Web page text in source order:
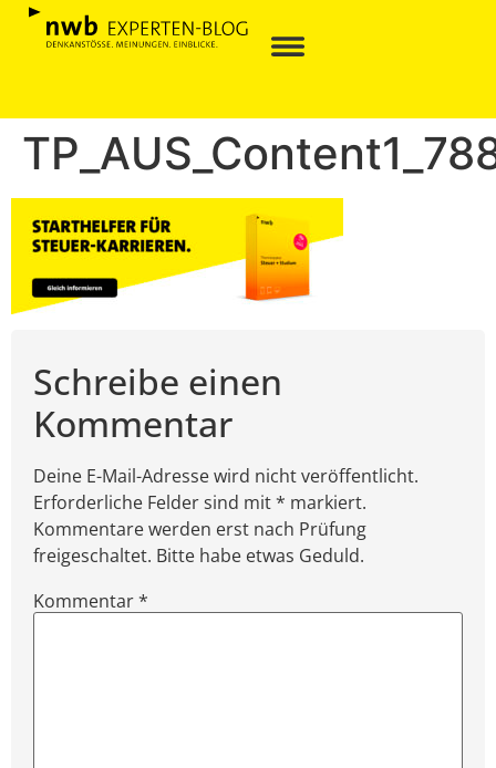
Schreibe einen
Kommentar
Deine E-Mail-Adresse wird nicht veröffentlicht.
Erforderliche Felder sind mit * markiert.
Kommentare werden erst nach Prüfung
freigeschaltet. Bitte habe etwas Geduld.
Kommentar*